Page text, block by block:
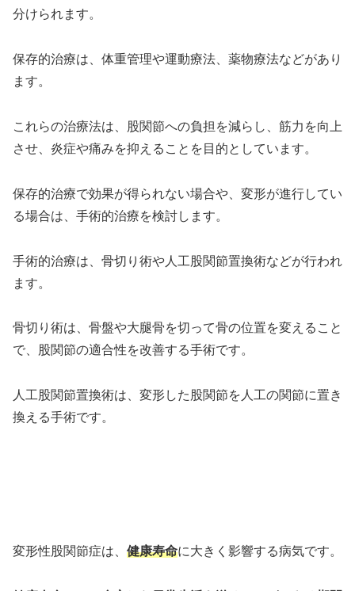
分けられます。
保存的治療は、体重管理や運動療法、薬物療法などがあり
ます。
これらの治療法は、股関節への負担を減らし、筋力を向上
させ、炎症や痛みを抑えることを目的としています。
保存的治療で効果が得られない場合や、変形が進行してい
る場合は、手術的治療を検討します。
手術的治療は、骨切り術や人工股関節置換術などが行われ
ます。
骨切り術は、骨盤や大腿骨を切って骨の位置を変えること
で、股関節の適合性を改善する手術です。
人工股関節置換術は、変形した股関節を人工の関節に置き
換える手術です。
変形性股関節症は、 健康寿命に大きく影響する病気です。